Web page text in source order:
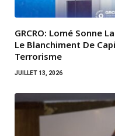
GRCRO: Lomé Sonne
Le Blanchiment De
Terrorisme
JUILLET 13, 2026